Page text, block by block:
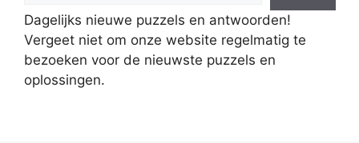
Dagelijks nieuwe puzzels en antwoorden!
Vergeet niet om onze website regelmatig te
bezoeken voor de nieuwste puzzels en
oplossingen.